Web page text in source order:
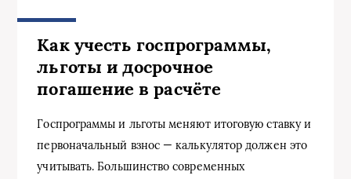
Как учесть госпрограммы,
льготы и досрочное
погашение в расчёте
Госпрограммы и льготы меняют итоговую ставку и
первоначальный взнос — калькулятор должен это
учитывать. Большинство современных